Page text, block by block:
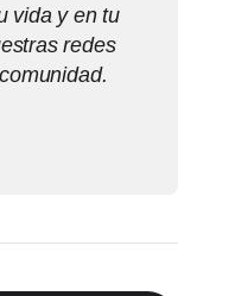
vida y en tu
redes